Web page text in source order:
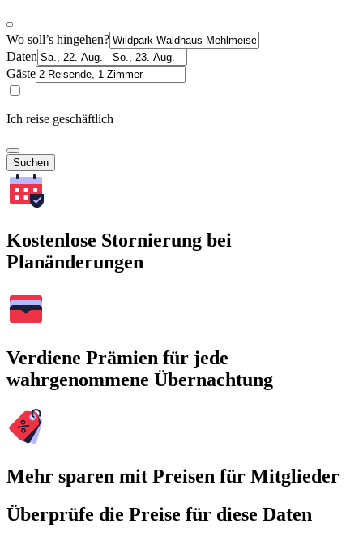
Wo soll’s hingehen?
Daten
Gäste
Ich reise geschäftlich
Suchen
Kostenlose Stornierung bei
Planänderungen
Verdiene Prämien für jede
wahrgenommene Übernachtung
Mehr sparen mit Preisen für Mitglieder
Überprüfe die Preise für diese Daten